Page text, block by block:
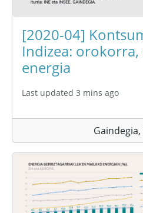
[2020-04]
Indizea: orokorra,
energia
Last updated 3 mins ago
Gaindegia,